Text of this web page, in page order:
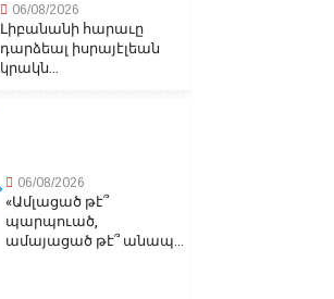
06/08/2026
Լիբանանի հարաւը
դարձեալ իսրայէլեան
կրակն...
06/08/2026
«Ամլացած թէ՞
պարպուած,
ամայացած թէ՞ անապ...